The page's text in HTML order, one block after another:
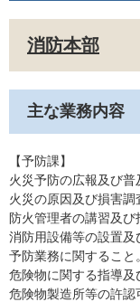
消防本部
主な業務内容
【予防課】
火災予防の広報及び普
火災の原因及び損害調
防火管理者の講習及び
消防用設備等の設置及
予防業務に関すること。
危険物に関する指導及
危険物製造所等の許認